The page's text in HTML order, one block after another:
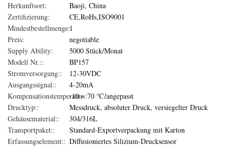
Herkunftsort:
Baoji, China
Zertifizierung:
CE,RoHs,ISO9001
Mindestbestellmenge:1
Preis:
negotiable
Supply Ability:
5000 Stück/Monat
Modell Nr.::
BP157
Stromversorgung::
12-30VDC
Ausgangssignal::
4-20mA
Kompensationstemperatur::-10 ~ 70 ℃/angepasst
Drucktyp::
Messdruck, absoluter Druck, versiegelter Druck
Gehäusematerial::
304/316L
Transportpaket::
Standard-Exportverpackung mit Karton
Erfassungselement:: Diffusioniertes Silizium-Drucksensor